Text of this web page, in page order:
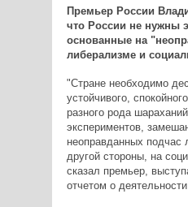
Премьер России
что России не нужны
основанные на
либерализме и
"Стране необходимо
устойчивого,
разного рода
экспериментов,
неоправданных подчас
другой стороны, на
сказал премьер,
отчетом о